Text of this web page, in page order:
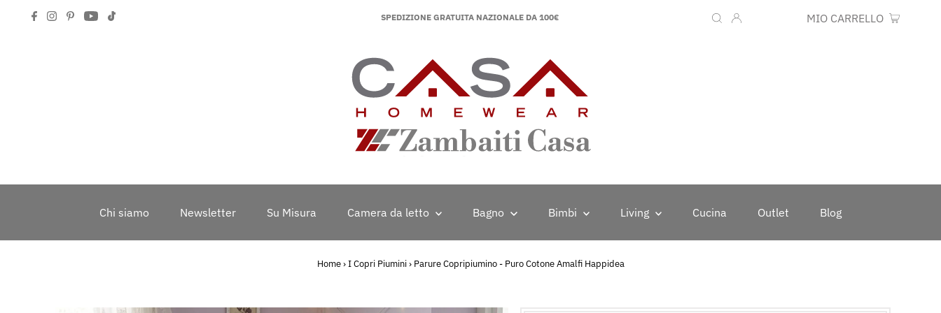
SPEDIZIONE GRATUITA NAZIONALE DA 100€ MIO CARRELLO
Chi siamo Newsletter Su Misura Camera da letto Bagno Bimbi Living Cucina Outlet Blog
Home › I Copri Piumini › Parure Copripiumino - Puro Cotone Amalfi Happidea